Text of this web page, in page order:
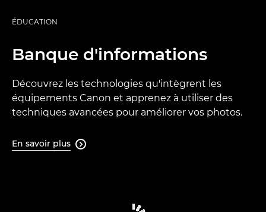
ÉDUCATION
Banque d'informations
Découvrez les technologies qu'intègrent les
équipements Canon et apprenez à utiliser des
techniques avancées pour améliorer vos photos.
En savoir plus 